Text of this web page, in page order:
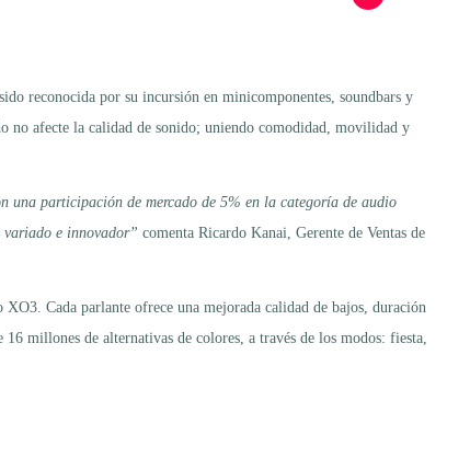
reconocida por su incursión en minicomponentes, soundbars y
no afecte la calidad de sonido; uniendo comodidad, movilidad y
una participación de mercado de 5% en la categoría de audio
variado e innovador” comenta Ricardo Kanai, Gerente de Ventas de
Cada parlante ofrece una mejorada calidad de bajos, duración
millones de alternativas de colores, a través de los modos: fiesta,